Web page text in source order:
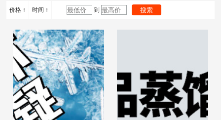
修台
豪斯天 技 瑞
价格 ↑ 时间 ↑ 到